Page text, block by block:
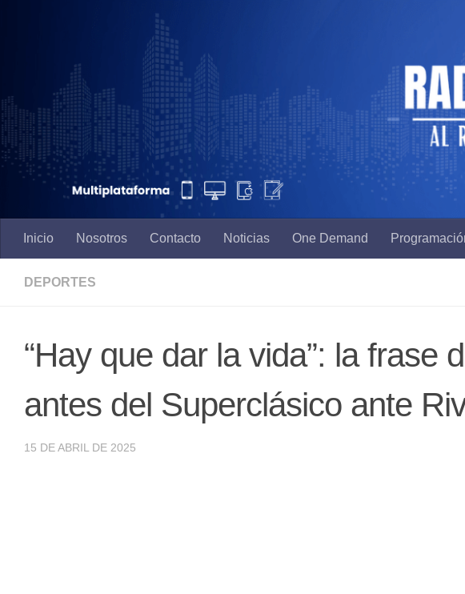
Inicio Nosotros Contacto Noticias One Demand
DEPORTES
“Hay que dar la vida”: la frase
antes del Superclásico ante
15 DE ABRIL DE 2025